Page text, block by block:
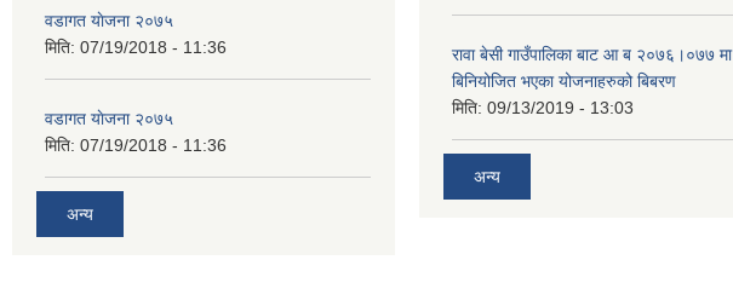
वडागत याेजना २०७५
मिति: 07/19/2018 - 11:36
वडागत याेजना २०७५
मिति: 07/19/2018 - 11:36
अन्य
रावा बेसी गाउँपालिका बाट आ ब २०७६।०७७ मा
बिनियोजित भएका योजनाहरुको बिबरण
मिति: 09/13/2019 - 13:03
अन्य